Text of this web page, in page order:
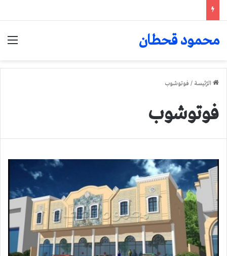
محمود قحطان
الرّئيسة / فوتوشوب
فوتوشوب